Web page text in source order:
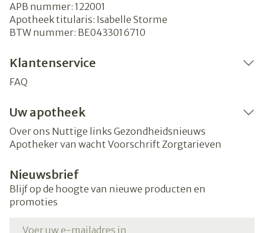
APB nummer: 122001
Apotheek titularis: Isabelle Storme
BTW nummer: BE0433016710
Klantenservice
FAQ
Uw apotheek
Over ons Nuttige links Gezondheidsnieuws
Apotheker van wacht Voorschrift Zorgtarieven
Nieuwsbrief
Blijf op de hoogte van nieuwe producten en
promoties